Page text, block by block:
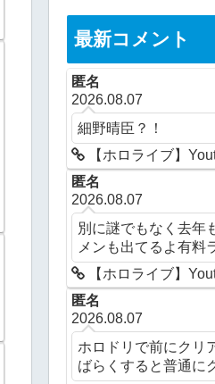
最新コメント
匿名
2026.08.07
細野晴臣？！
【ホロライブ】
匿名
2026.08.07
別に謎でもなく去年
メンも出てるよ有料
【ホロライブ】
匿名
2026.08.07
ホロドリで前にクリ
ばらくすると普通に